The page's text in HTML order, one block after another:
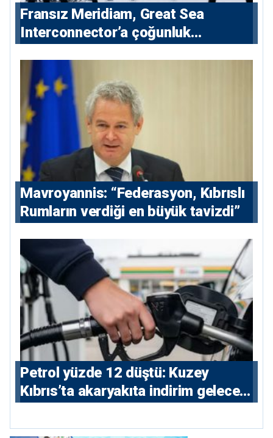
Fransız Meridiam, Great Sea
Interconnector’a çoğunluk
Mavroyannis: “Federasyon, Kıbrıslı
Rumların verdiği en büyük tavizdi”
Petrol yüzde 12 düştü: Kuzey
Kıbrıs’ta akaryakıta indirim gelecek